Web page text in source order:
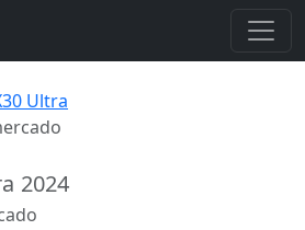
Ultra
2024